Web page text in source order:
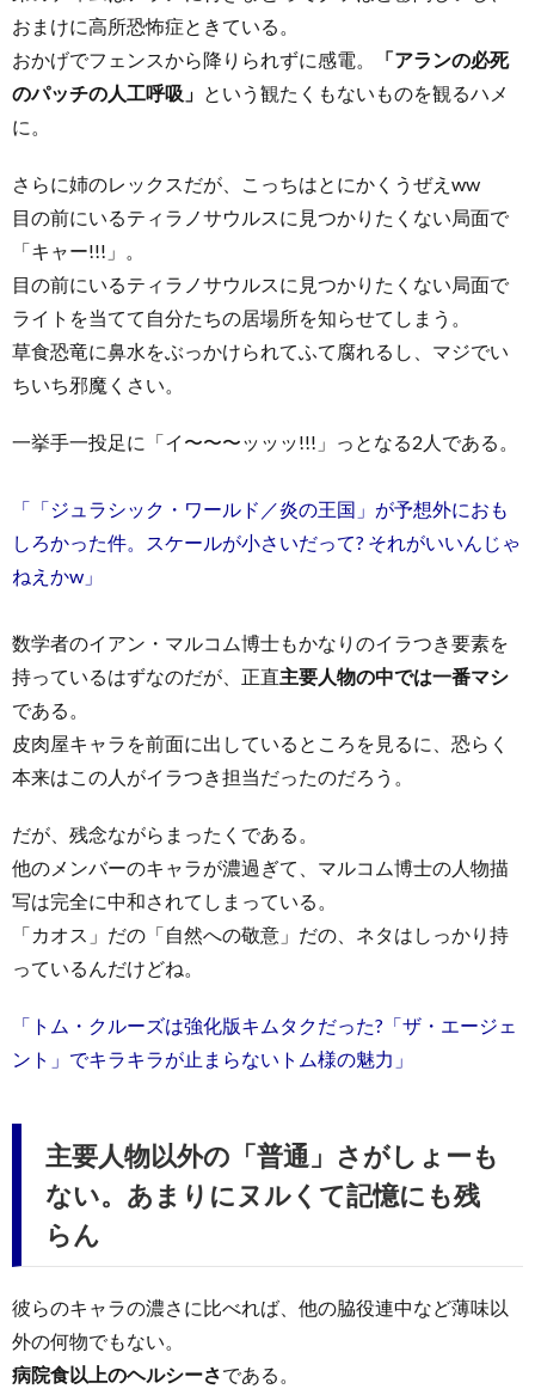
おまけに高所恐怖症ときている。
おかげでフェンスから降りられずに感電。
「アランの必死
のパッチの人工呼吸」 という観たくもないものを観るハメ
に。
さらに姉のレックスだが、こっちはとにかくうぜえww
目の前にいるティラノサウルスに見つかりたくない局面で
「キャー!!!」。
目の前にいるティラノサウルスに見つかりたくない局面で
ライトを当てて自分たちの居場所を知らせてしまう。
草食恐竜に鼻水をぶっかけられてふて腐れるし、マジでい
ちいち邪魔くさい。
一挙手一投足に「イ〜〜〜ッッッ!!!」っとなる2人である。
「「ジュラシック・ワールド／炎の王国」が予想外におも
しろかった件。スケールが小さいだって? それがいいんじゃ
ねえかw」
数学者のイアン・マルコム博士もかなりのイラつき要素を
持っているはずなのだが、正直主要人物の中では一番マシ
である。
皮肉屋キャラを前面に出しているところを見るに、恐らく
本来はこの人がイラつき担当だったのだろう。
だが、残念ながらまったくである。
他のメンバーのキャラが濃過ぎて、マルコム博士の人物描
写は完全に中和されてしまっている。
「カオス」だの「自然への敬意」だの、ネタはしっかり持
っているんだけどね。
「トム・クルーズは強化版キムタクだった?「ザ・エージェ
ント」でキラキラが止まらないトム様の魅力」
主要人物以外の「普通」さがしょーも
ない。あまりにヌルくて記憶にも残
らん
彼らのキャラの濃さに比べれば、他の脇役連中など薄味以
外の何物でもない。
病院食以上のヘルシーさである。